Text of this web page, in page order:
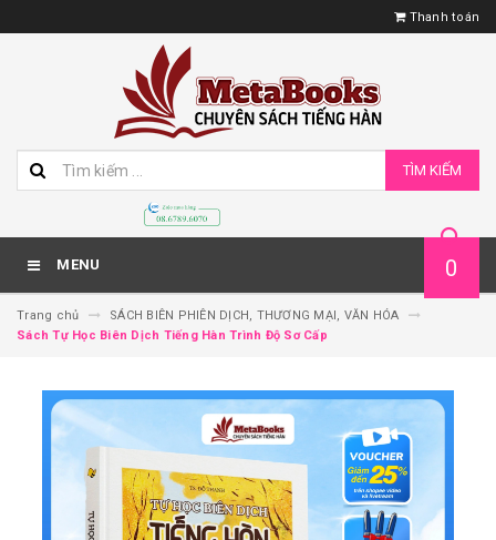
Thanh toán
TÌM KIẾM
MENU 0
Trang chủ
SÁCH BIÊN PHIÊN DỊCH, THƯƠNG MẠI, VĂN HÓA
Sách Tự Học Biên Dịch Tiếng Hàn Trình Độ Sơ Cấp